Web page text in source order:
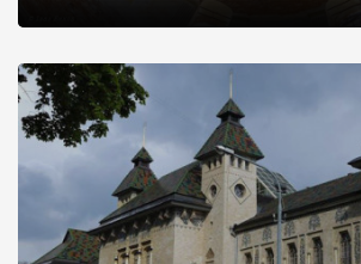
Сприятливі кліматичні умови, густа сітка
водойми у поєднанні з мальовничими
мінеральних вод, відносно невисокий
формують значний рекреаційний
курортних pecypciв краю – мінеральні та
використовують для лікування на курорті
курортній місцевості Ліщинівки.